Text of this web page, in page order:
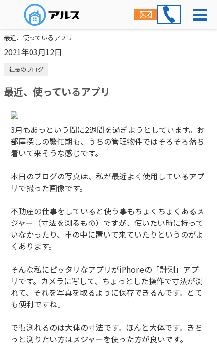
最近、使っているアプリ
2021年03月12日
社長のブログ
最近、使っているアプリ
3月もあっという間に2週間を過ぎようとしています。お
部屋探しの繁忙期も、うちの管理物件ではそろそろ落ち
着いて来そうな感じです。
本日のブログの写真は、私が最近よく使用しているアプ
リで撮った画像です。
不動産の仕事をしていると使う事もちょくちょくあるメ
ジャー（寸法を測るもの）ですが、使いたい時に持って
いなかったり、車の中に置いて来ていたりというのがよ
くあります。
そんな私にピッタリなアプリがiPhoneの「計測」アプ
リです。カメラに写して、ちょっとした操作で寸法が測
れて、それを写真を取るように保存できるんです。とて
も便利ですね。
でも測れるのは大体の寸法です。ほんと大体です。きち
っと測りたい方はメジャーを使った方が良いです。